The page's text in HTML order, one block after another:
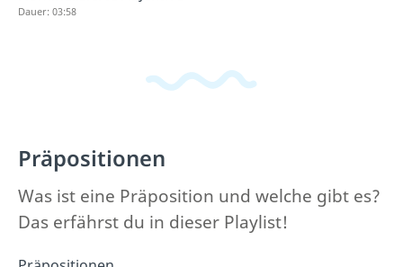
Dauer: 03:58
Präpositionen
Was ist eine Präposition und welche gibt es?
Das erfährst du in dieser Playlist!